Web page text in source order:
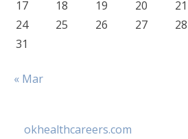
17
18 19 20 21
24
25 26 27 28
31
« Mar
okhealthcareers.com